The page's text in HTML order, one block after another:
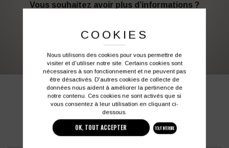
Vous souhaitez avoir plus d’informations ?
03 27 28 87 86 contact@colbleu.fr
PRODUITS SIMILAIRES
COOKIES
Nous utilisons des cookies pour vous permettre de
visiter et d'utiliser notre site. Certains cookies sont
nécessaires à son fonctionnement et ne peuvent pas
être désactivés. D'autres cookies de collecte de
données nous aident à améliorer la pertinence de
notre contenu. Ces cookies ne sont activés que si
vous consentez à leur utilisation en cliquant ci-
dessous.
OK, TOUT ACCEPTER TOUT INTERDIRE